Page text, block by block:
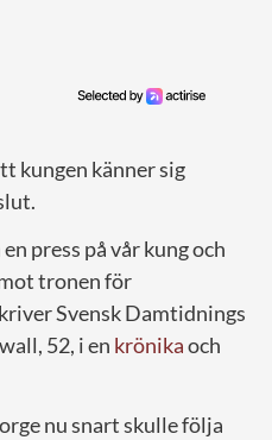
kungen känner sig
press på vår kung och
tronen för
Svensk Damtidnings
52, i en krönikaoch
nu snart skulle följa